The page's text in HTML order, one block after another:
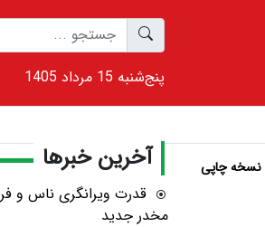
1405 پنج‌شنبه 15 مرداد
نسخه چاپی آخرین خبرها
قدرت ویرانگری ناس و
مخدر جدید